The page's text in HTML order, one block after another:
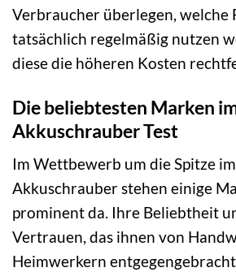
Verbraucher überlegen, welche
tatsächlich regelmäßig nutzen
diese die höheren Kosten
Die beliebtesten Marken
Akkuschrauber Test
Im Wettbewerb um die Spitze
Akkuschrauber stehen einige
prominent da. Ihre Beliebtheit
Vertrauen, das ihnen von
Heimwerkern